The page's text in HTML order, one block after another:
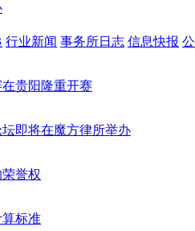
行业新闻 事务所日志 信息快报
贵阳隆重开赛
即将在魔方律所举办
誉权
标准